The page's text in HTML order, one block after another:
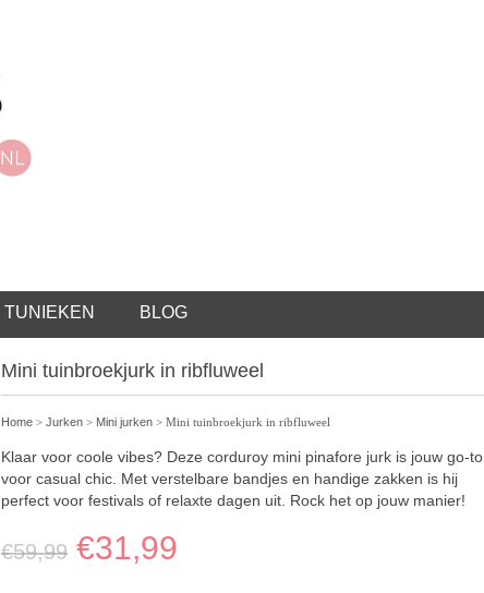
TUNIEKEN BLOG
Mini tuinbroekjurk in ribfluweel
Home >Jurken > Mini jurken > Mini tuinbroekjurk in ribfluweel
Klaar voor coole vibes? Deze corduroy mini pinafore jurk is jouw go-to
voor casual chic. Met verstelbare bandjes en handige zakken is hij
perfect voor festivals of relaxte dagen uit. Rock het op jouw manier!
€59,99 €31,99